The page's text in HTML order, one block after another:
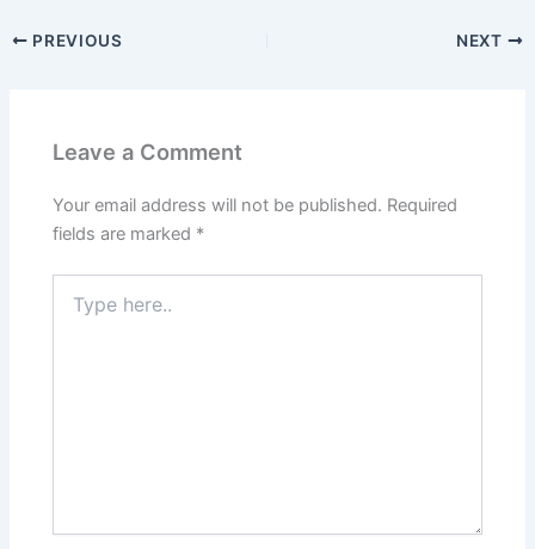
c
o
k
st
o
PREVIOUS NEXT
Leave a Comment
Your email address will not be published. Required
fields are marked *
here..